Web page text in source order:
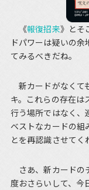
《報復招来》とそ
ドパワーは疑いの
てみるべきだね。
新カードがなくて
キ。これらの存在は
行う場所ではなく、
ベストなカードの組
とを再認識させてく
さあ、新カードの
度おさらいして、今